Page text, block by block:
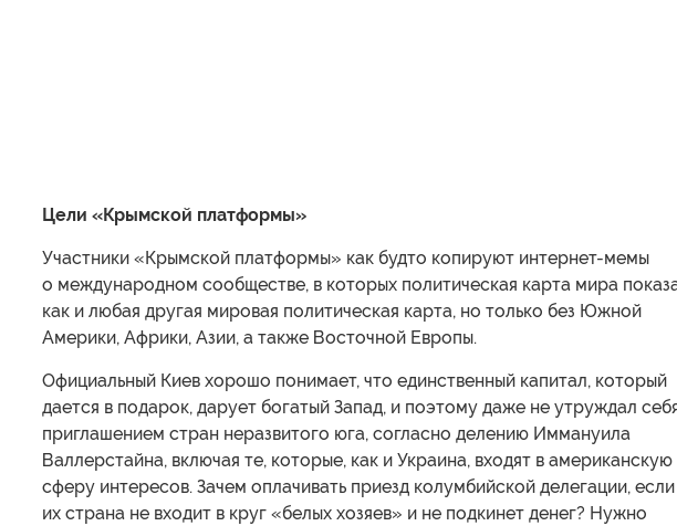
Цели «Крымской платформы»
Участники «Крымской платформы» как будто копируют интернет-мемы
о международном сообществе, в которых политическая карта мира
как и любая другая мировая политическая карта, но только без Южной
Америки, Африки, Азии, а также Восточной Европы.
Официальный Киев хорошо понимает, что единственный капитал, который
дается в подарок, дарует богатый Запад, и поэтому даже не утруждал
приглашением стран неразвитого юга, согласно делению Иммануила
Валлерстайна, включая те, которые, как и Украина, входят в американскую
сферу интересов. Зачем оплачивать приезд колумбийской делегации, если
их страна не входит в круг «белых хозяев» и не подкинет денег? Нужно